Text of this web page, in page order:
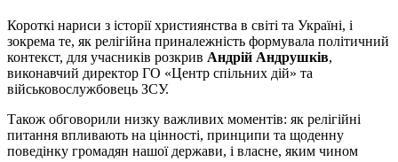
Короткі нариси з історії християнства в світі та Україні, і
зокрема те, як релігійна приналежність формувала політичний
контекст, для учасників розкрив Андрій Андрушків,
виконавчий директор ГО «Центр спільних дій» та
військовослужбовець ЗСУ.
Також обговорили низку важливих моментів: як релігійні
питання впливають на цінності, принципи та щоденну
поведінку громадян нашої держави, і власне, яким чином